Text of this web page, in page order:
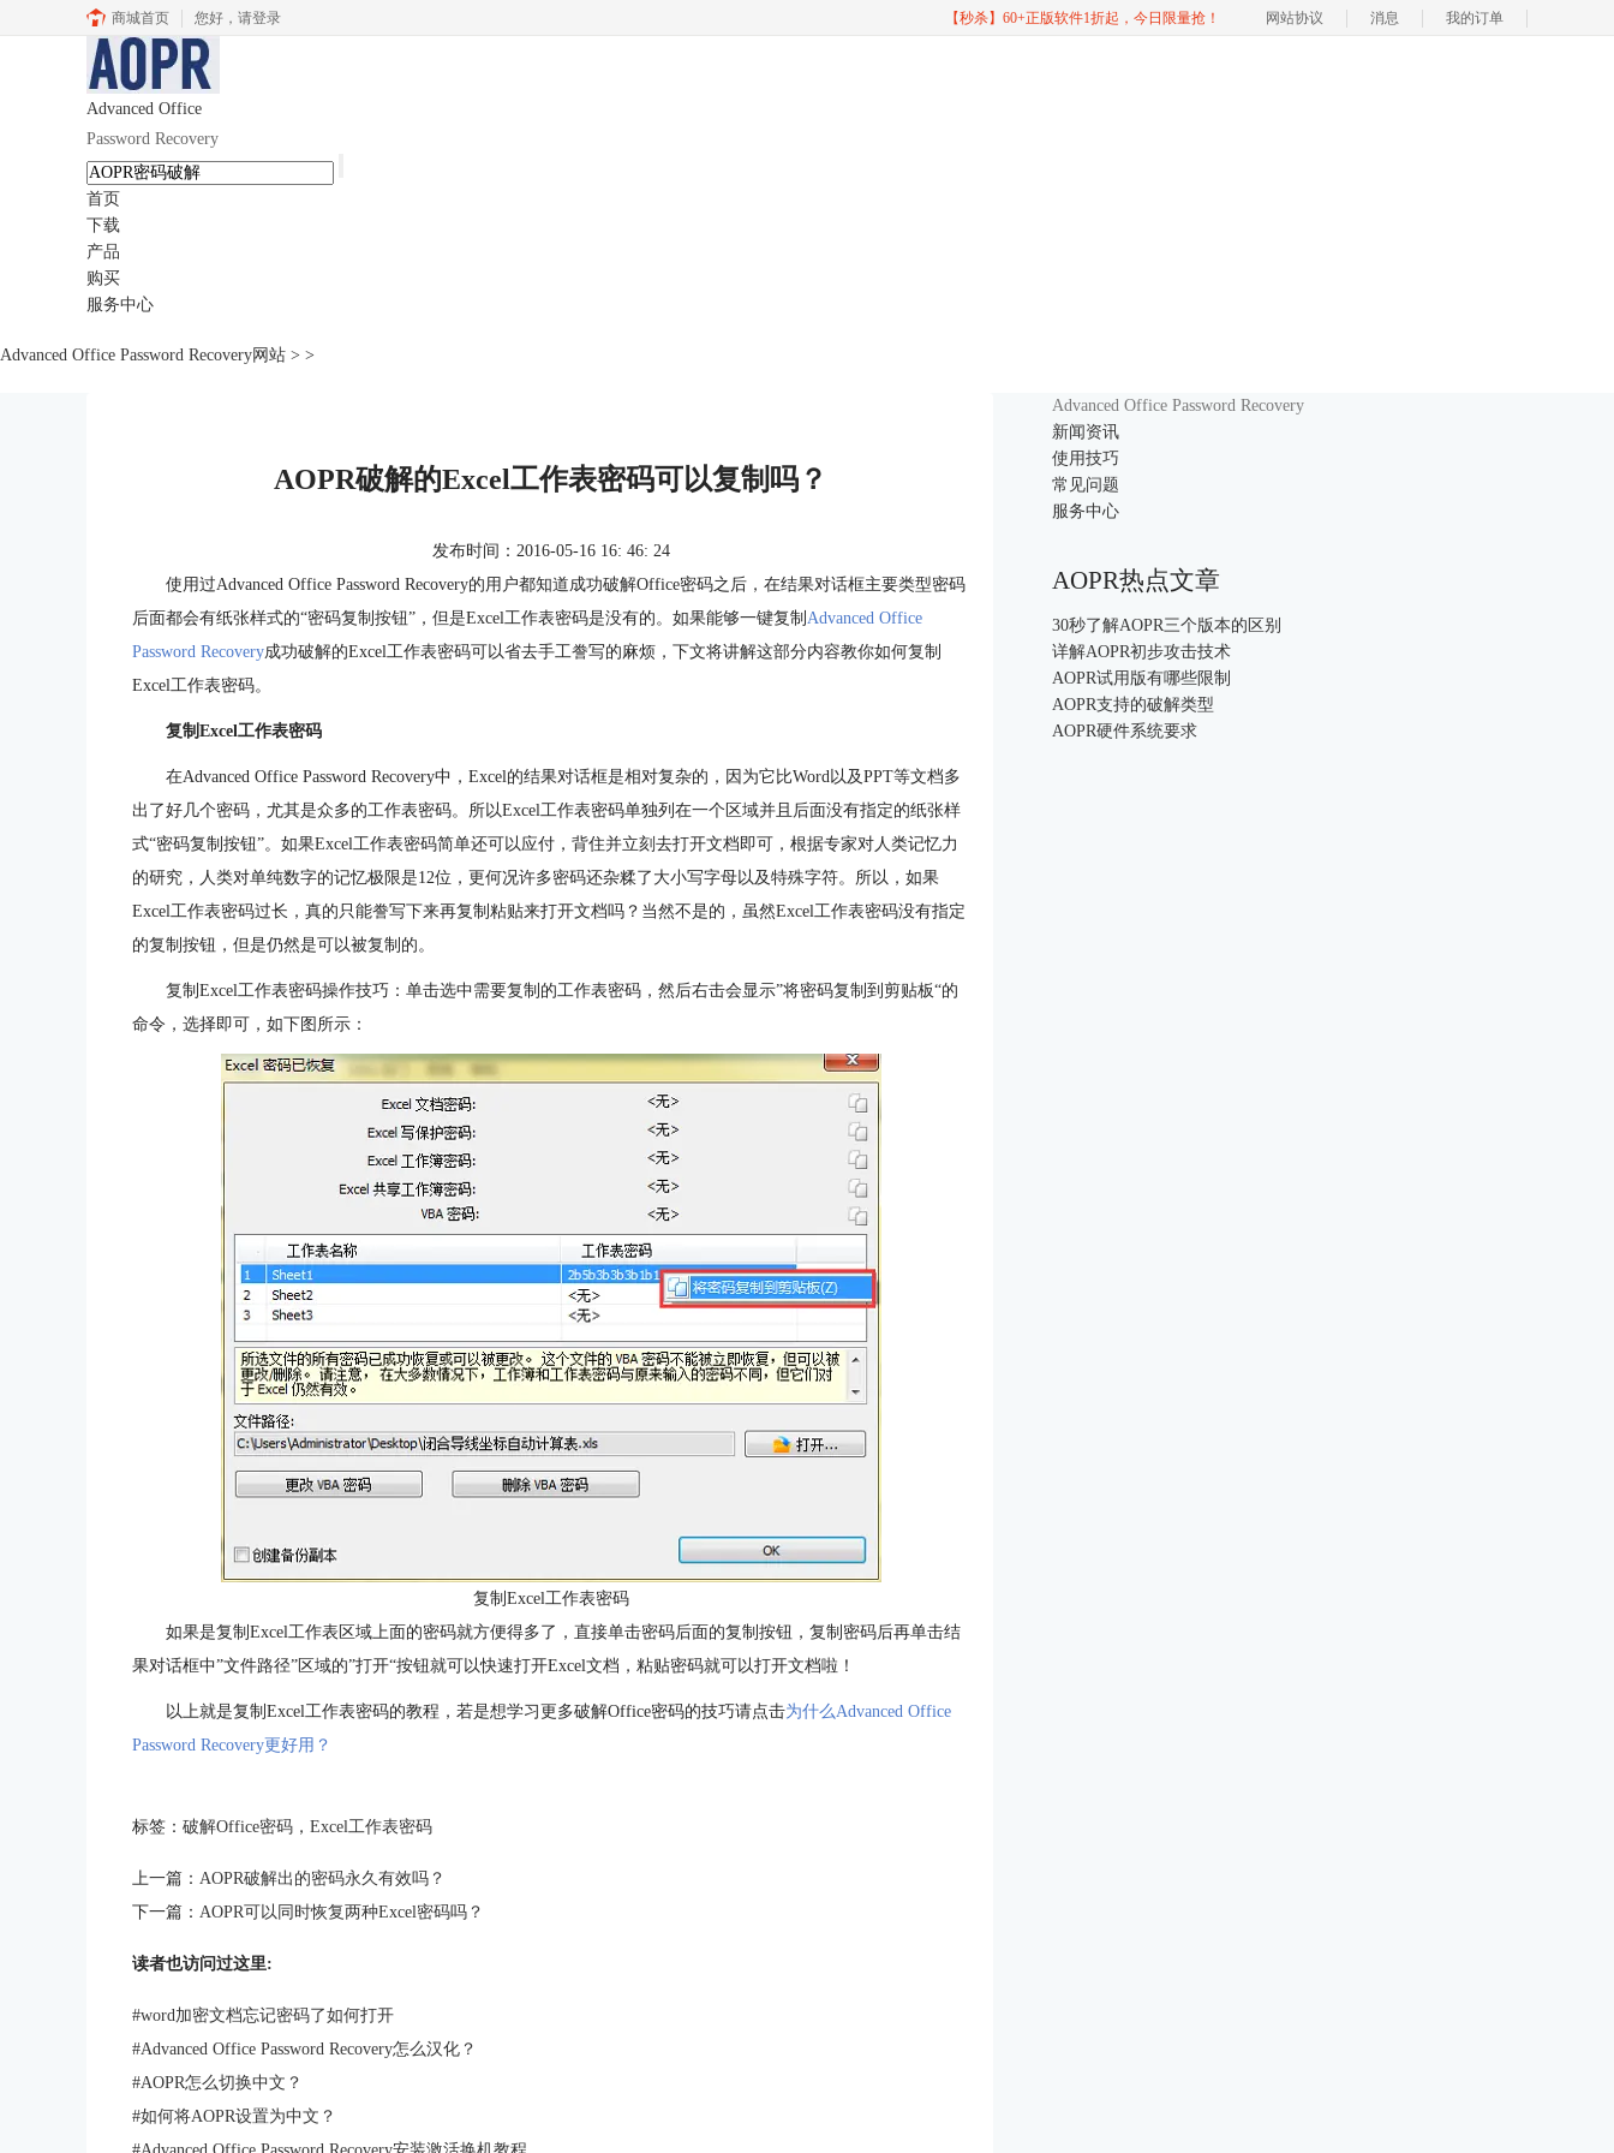
商城首页 您好， 请登录 【秒杀】60+正版软件1折起，今日限量抢！ 网站协议 消息 我的订单
Advanced Office
Password Recovery
首页
下载
产品
购买
服务中心
Advanced Office Password Recovery网站 > >
AOPR破解的Excel工作表密码可以复制吗？
发布时间：2016-05-16 16: 46: 24
使用过Advanced Office Password Recovery的用户都知道成功破解Office密码之后，在结果对话框主要类型密码
后面都会有纸张样式的“密码复制按钮”，但是Excel工作表密码是没有的。如果能够一键复制 Advanced Office
Password Recovery成功破解的Excel工作表密码可以省去手工誊写的麻烦，下文将讲解这部分内容教你如何复制
Excel工作表密码。
复制Excel工作表密码
在Advanced Office Password Recovery中，Excel的结果对话框是相对复杂的，因为它比Word以及PPT等文档多
出了好几个密码，尤其是众多的工作表密码。所以Excel工作表密码单独列在一个区域并且后面没有指定的纸张样
式“密码复制按钮”。如果Excel工作表密码简单还可以应付，背住并立刻去打开文档即可，根据专家对人类记忆力
的研究，人类对单纯数字的记忆极限是12位，更何况许多密码还杂糅了大小写字母以及特殊字符。所以，如果
Excel工作表密码过长，真的只能誊写下来再复制粘贴来打开文档吗？当然不是的，虽然Excel工作表密码没有指定
的复制按钮，但是仍然是可以被复制的。
复制Excel工作表密码操作技巧：单击选中需要复制的工作表密码，然后右击会显示”将密码复制到剪贴板“的
命令，选择即可，如下图所示：
复制Excel工作表密码
如果是复制Excel工作表区域上面的密码就方便得多了，直接单击密码后面的复制按钮，复制密码后再单击结
果对话框中”文件路径”区域的”打开“按钮就可以快速打开Excel文档，粘贴密码就可以打开文档啦！
以上就是复制Excel工作表密码的教程，若是想学习更多破解Office密码的技巧请点击为什么Advanced Office
Password Recovery更好用？
标签： 破解Office密码 ， Excel工作表密码
上一篇： AOPR破解出的密码永久有效吗？
下一篇： AOPR可以同时恢复两种Excel密码吗？
读者也访问过这里:
#word加密文档忘记密码了如何打开
#Advanced Office Password Recovery怎么汉化？
#AOPR怎么切换中文？
#如何将AOPR设置为中文？
Advanced Office Password Recovery
新闻资讯
使用技巧
常见问题
服务中心
AOPR热点文章
30秒了解AOPR三个版本的区别
详解AOPR初步攻击技术
AOPR试用版有哪些限制
AOPR支持的破解类型
AOPR硬件系统要求